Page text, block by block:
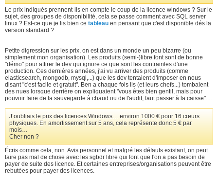
Le prix indiqués prennent-ils en compte le coup de la licence windows ? Sur le
sujet, des groupes de disponibilité, cela se passe comment avec SQL server
linux ? Est-ce que je lis bien ce tableau en pensant que c'est disponible dés la
version standard ?
Petite digression sur les prix, on est dans un monde un peu bizarre (ou
simplement mon organisation). Les produits (semi-)libre font sont de bonne
"démo" pour attirer le dev qui ignore ce que sont les contraintes d'une
production. Ces dernières années, j'ai vu arriver des produits (comme
elasticsearch, mongodb, mysql,...) que les dev tentaient d'imposer en nous
disant "c'est facile et gratuit". Ben a chaque fois ils (et leurs chefs...) tombaient
des nues lorsque derrière on expliquaient "vous êtes bien gentil, mais pour
pouvoir faire de la sauvegarde à chaud ou de l'audit, faut passer à la caisse"....
J’oubliais le prix des licences Windows… environ 1000 € pour 16 cœurs
physiques. En amortissement sur 5 ans, cela représente donc 5 € par
mois…
Cher non ?
Écris comme cela, non. Avis personnel et malgré les défauts existant, on peut
faire pas mal de chose avec les sgbdr libre qui font que l'on a pas besoin de
payer de suite des licence. Et certaines entreprises/organisations peuvent être
rebutées pour payer des licences.